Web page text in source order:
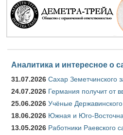
Аналитика и интересное о
31.07.2026 Сахар Земетчинского
24.07.2026 Германия получит от
25.06.2026 Учёные
18.06.2026 Южная и Юго-
13.05.2026 Работники Раевского